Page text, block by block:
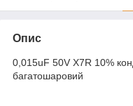
Опис
0,015uF 50V X7R 10%
багатошаровий